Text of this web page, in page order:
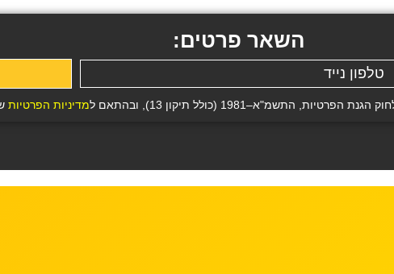
השאר פרטים:
(כולל תיקון 13), ובהתאם ל מדיניות הפרטיות